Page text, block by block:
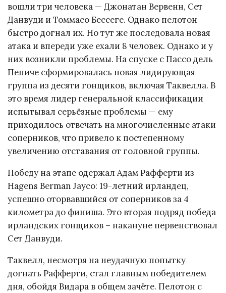
вошли три человека — Джонатан Вервенн, Сет
Данвуди и Томмасо Бессеге. Однако пелотон
быстро догнал их. Но тут же последовала новая
атака и впереди уже ехали 8 человек. Однако и у
них возникли проблемы. На спуске с Пассо дель
Пениче сформировалась новая лидирующая
группа из десяти гонщиков, включая Таквелла. В
это время лидер генеральной классификации
испытывал серьёзные проблемы — ему
приходилось отвечать на многочисленные атаки
соперников, что привело к постепенному
увеличению отставания от головной группы.
Победу на этапе одержал Адам Рафферти из
Hagens Berman Jayco: 19-летний ирландец,
успешно оторвавшийся от соперников за 4
километра до финиша. Это вторая подряд победа
ирландских гонщиков – накануне первенствовал
Сет Данвуди.
Таквелл, несмотря на неудачную попытку
догнать Рафферти, стал главным победителем
дня, обойдя Видара в общем зачёте. Пелотон с